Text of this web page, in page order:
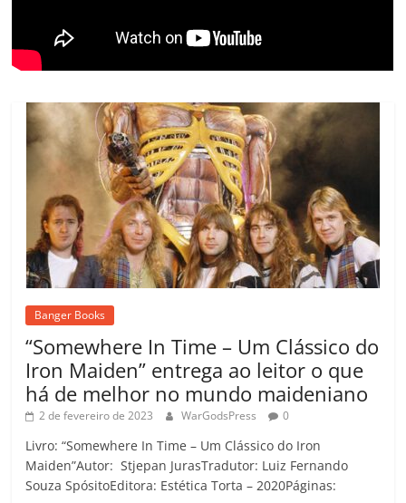
m
Banger Books
“Somewhere In Time – Um Clássico do
Iron Maiden” entrega ao leitor o que
há de melhor no mundo maideniano
2 de fevereiro de 2023 WarGodsPress 0
Livro: “Somewhere In Time – Um Clássico do Iron
Maiden”Autor: Stjepan JurasTradutor: Luiz Fernando
Souza SpósitoEditora: Estética Torta – 2020Páginas: